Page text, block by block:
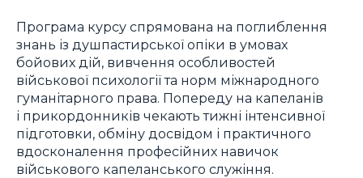
Програма курсу спрямована на поглиблення
знань із душпастирської опіки в умовах
бойових дій, вивчення особливостей
військової психології та норм міжнародного
гуманітарного права. Попереду на капеланів
і прикордонників чекають тижні інтенсивної
підготовки, обміну досвідом і практичного
вдосконалення професійних навичок
військового капеланського служіння.